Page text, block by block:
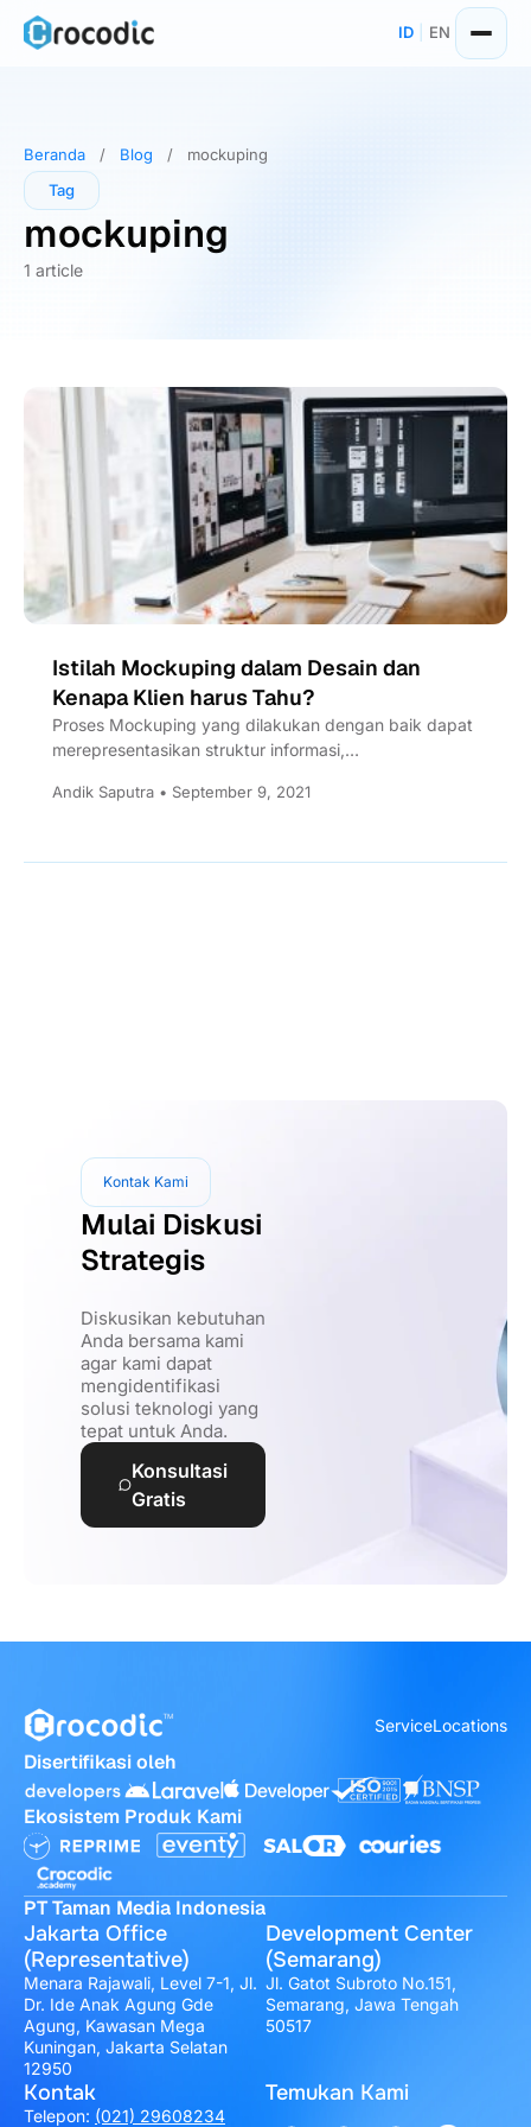
Skip
ID EN
Beranda / Blog /
mockuping
Tag
mockuping
1 article
Istilah Mockuping dalam Desain dan
Kenapa Klien harus Tahu?
Proses Mockuping yang dilakukan dengan baik dapat
merepresentasikan struktur informasi,
fungsi dasar dan mengajak...
Andik Saputra • September 9, 2021
Kontak Kami
Mulai Diskusi
Strategis
Diskusikan kebutuhan
Anda bersama kami
agar kami dapat
mengidentifikasi
solusi teknologi yang
tepat untuk Anda.
Konsultasi
Gratis
ServiceLocations
Disertifikasi oleh
Ekosistem Produk Kami
PT Taman Media Indonesia
Jakarta Office
(Representative)
Menara Rajawali, Level 7-1, Jl.
Dr. Ide Anak Agung Gde
Agung, Kawasan Mega
Kuningan, Jakarta Selatan
12950
Development Center
(Semarang)
Jl. Gatot Subroto No.151,
Semarang, Jawa Tengah
50517
Kontak
Telepon: (021) 29608234
Temukan Kami